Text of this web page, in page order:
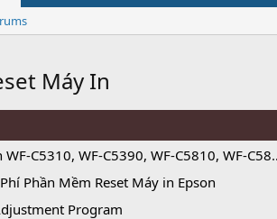
Máy In
WF-C5390, WF-C5810, WF-C5890 Adjustment Program
Phần Mềm Reset Máy in Epson
Program